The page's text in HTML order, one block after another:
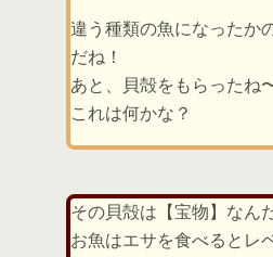
違う種類の魚になったか
だね！
あと、貝殻をもらったね
これは何かな？
その貝殻は【宝物】なん
お魚はエサを食べるとレ